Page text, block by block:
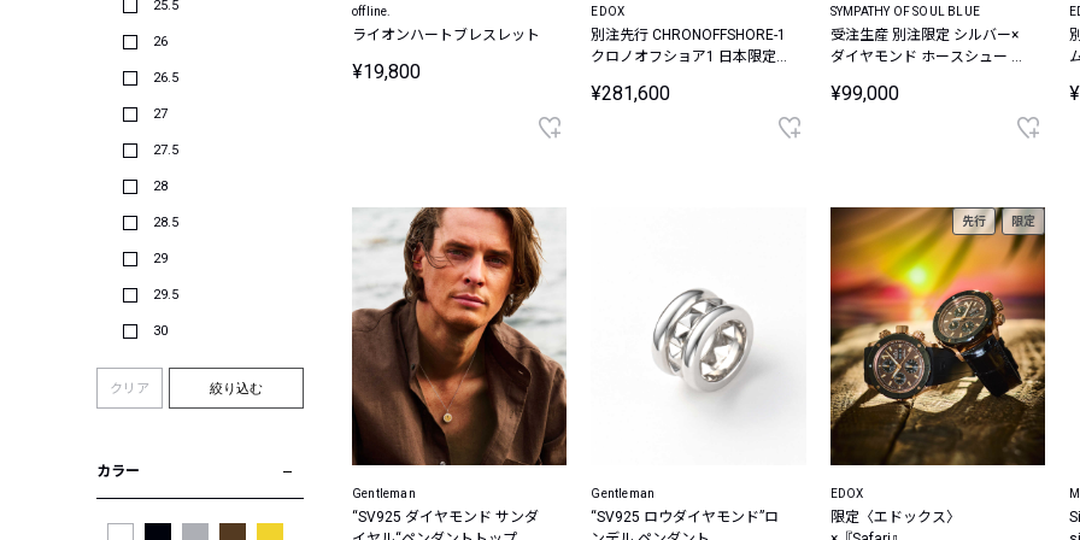
25.5
26
26.5
27
27.5
28
28.5
29
29.5
30
クリア 絞り込む
カラー
offline.
ライオンハートブレスレット
¥19,800
EDOX
別注先行 CHRONOFFSHORE-1
クロノオフショア1 日本限定
チ
¥281,600
SYMPATHY OF SOUL BLUE
受注生産 別注限定 シルバー×
ダイヤモンド ホースシュー ク
ト
¥99,000
Gentleman
“SV925 ダイヤモンド サンダ
Gentleman
“SV925 ロウダイヤモンド”ロ
先行 限定
EDOX
限定〈エドックス〉